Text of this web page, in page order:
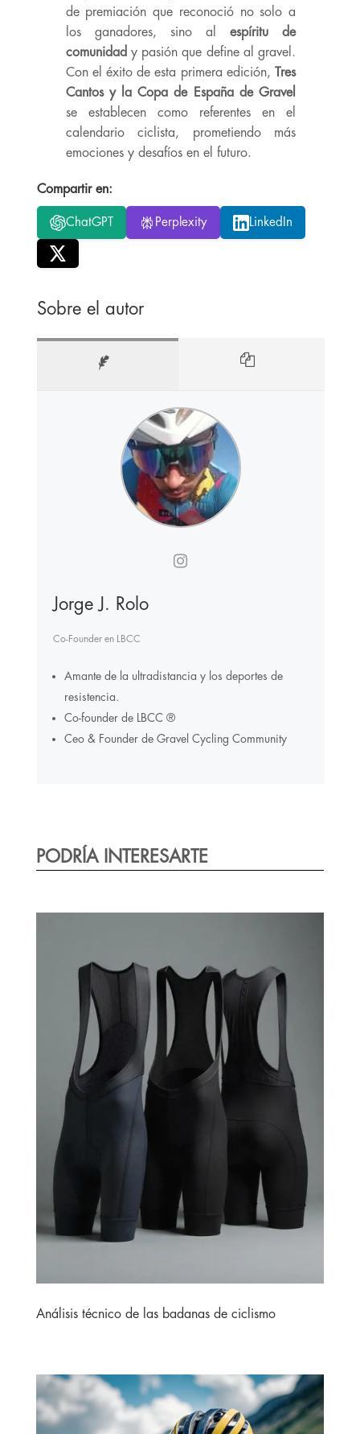
de premiación que reconoció no solo a
los ganadores, sino al espíritu de
comunidad y pasión que define al gravel.
Con el éxito de esta primera edición,Tres
Cantos y la Copa de España de Gravel
se establecen como referentes en el
calendario ciclista, prometiendo más
emociones y desafíos en el futuro.
Compartir en:
ChatGPT Perplexity LinkedIn
Sobre el autor
Jorge J. Rolo
Co-Founder en LBCC
Amante de la ultradistancia y los deportes de
resistencia.
Co-founder de LBCC ®️
Ceo & Founder de Gravel Cycling Community
PODRÍA INTERESARTE
Análisis técnico de las badanas de ciclismo